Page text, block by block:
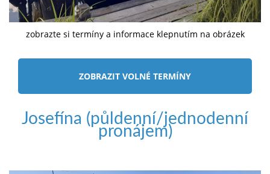
zobrazte si termíny a informace klepnutím na obrázek
ZOBRAZIT VOLNÉ TERMÍNY
Josefína (půldenní/jednodenní
pronájem)